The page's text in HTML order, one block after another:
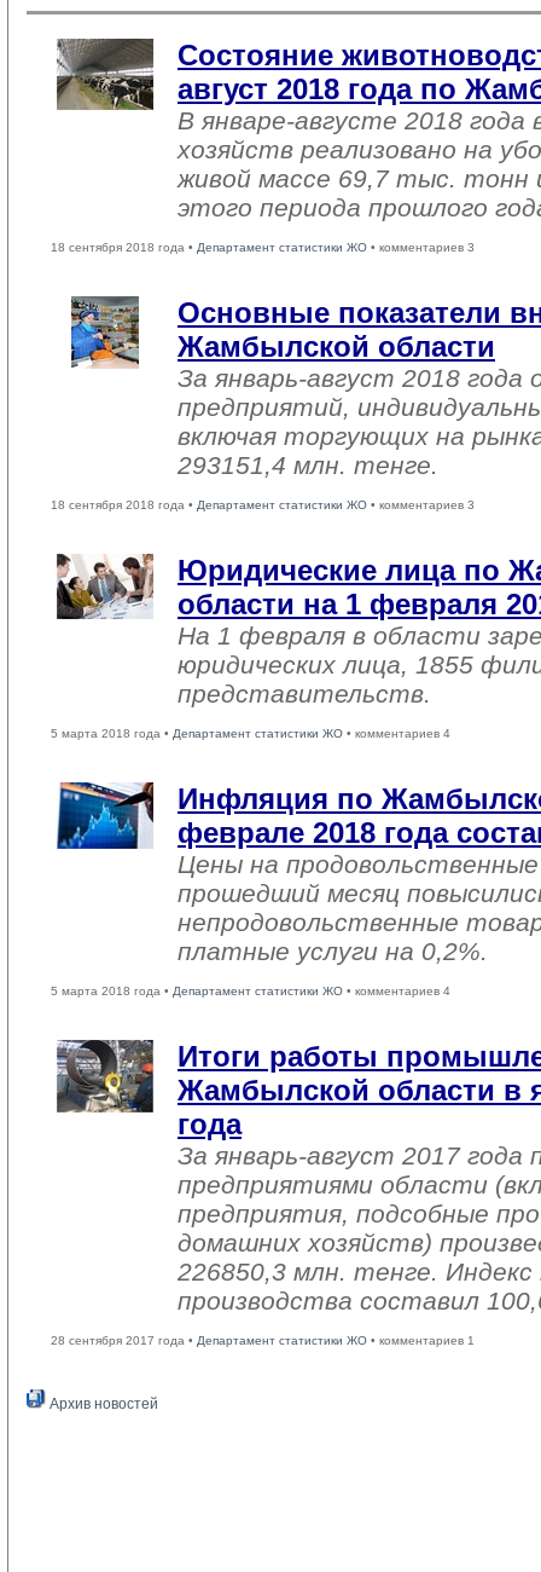
Состояние
август 2018 года по
В январе-августе 2018 года
хозяйств реализовано на
живой массе 69,7 тыс. тонн
этого периода прошлого
18 сентября 2018 года • Департамент статистики ЖО • комментариев 3
Основные показатели
Жамбылской области
За январь-август 2018
предприятий,
включая торгующих на
293151,4 млн. тенге.
18 сентября 2018 года • Департамент статистики ЖО • комментариев 3
Юридические лица по
области на 1 февраля
На 1 февраля в области
юридических лица, 1855
представительств.
5 марта 2018 года • Департамент статистики ЖО • комментариев 4
Инфляция по
феврале 2018 года
Цены на
прошедший месяц
непродовольственные
платные услуги на 0,2%.
5 марта 2018 года • Департамент статистики ЖО • комментариев 4
Итоги работы
Жамбылской области в
года
За январь-август 2017
предприятиями области
предприятия, подсобные
домашних хозяйств)
226850,3 млн. тенге.
производства составил
28 сентября 2017 года • Департамент статистики ЖО • комментариев 1
Архив новостей